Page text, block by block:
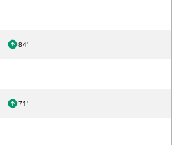
84'
71'